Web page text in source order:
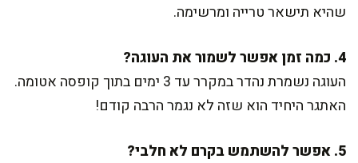
שהיא תישאר טרייה ומרשימה.
4. כמה זמן אפשר לשמור את העוגה?
העוגה נשמרת נהדר במקרר עד 3 ימים בתוך קופסה אטומה.
האתגר היחיד הוא שזה לא נגמר הרבה קודם!
5. אפשר להשתמש בקרם לא חלבי?